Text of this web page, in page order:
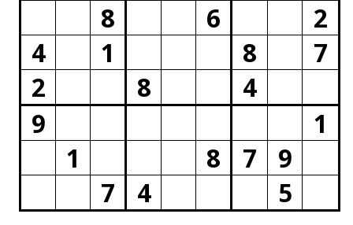
8
6
2
4
1 8
7
2
8
4
9
1
1
8 7
9
7
4 5